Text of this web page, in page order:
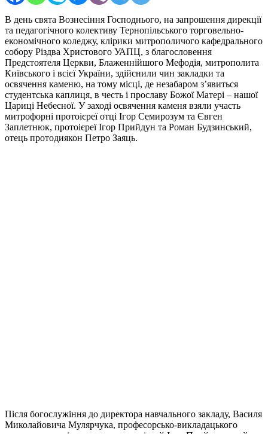
В день свята Вознесіння Господнього, на запрошення дирекції
та педагогічного колективу Тернопільського торговельно-
економічного коледжу, клірики митрополичого кафедрального
собору Різдва Христового УАПЦ, з благословення
Предстоятеля Церкви, Блаженнійшого Мефодія, митрополита
Київського і всієї України, здійснили чин закладки та
освячення каменю, на тому місці, де незабаром з’явиться
студентська каплиця, в честь і прославу Божої Матері – нашої
Цариці Небесної. У заході освячення каменя взяли участь
митрофорні протоієреї отці Ігор Семирозум та Євген
Заплетнюк, протоієреї Ігор Прийдун та Роман Будзинський,
отець протодиякон Петро Заяць.
Після богослужіння до директора навчального закладу, Василя
Миколайовича Мулярчука, професорсько-викладацького